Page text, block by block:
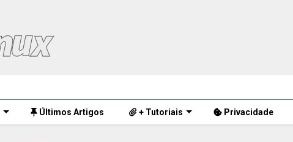
Últimos Artigos + Tutoriais Privacidade